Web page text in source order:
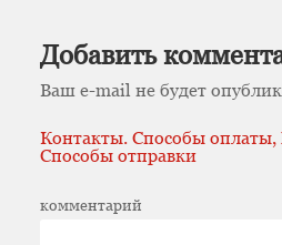
Добавить
Ваш e-mail не будет
Контакты. Способы
Способы отправки
комментарий